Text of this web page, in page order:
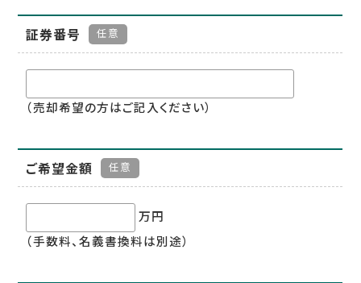
証券番号 任意
（売却希望の方はご記入ください）
ご希望金額 任意
万円
（手数料、名義書換料は別途）